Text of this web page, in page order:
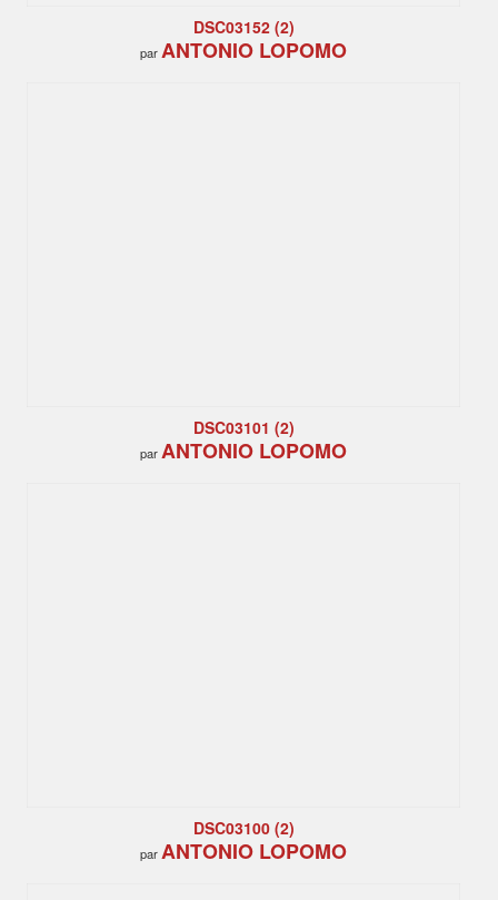
DSC03152 (2)
parANTONIO LOPOMO
DSC03101 (2)
parANTONIO LOPOMO
DSC03100 (2)
parANTONIO LOPOMO